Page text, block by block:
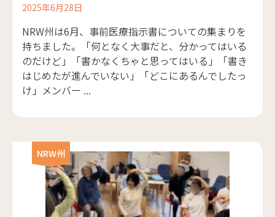
2025年6月28日
NRW州は6月、事前医療指示書についての集まりを
持ちました。「何となく大事だと、分かってはいる
のだけど」「書かなくちゃと思ってはいる」「書き
はじめたが進んでいない」「どこにあるんでしたっ
け」メンバー ...
NRW州